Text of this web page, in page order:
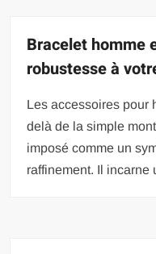
Bracelet homme
robustesse à
Les accessoires pour
delà de la simple
imposé comme un
raffinement. Il incarne